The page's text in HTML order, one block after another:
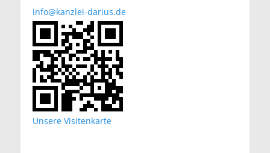
info@kanzlei-darius.de
Unsere Visitenkarte